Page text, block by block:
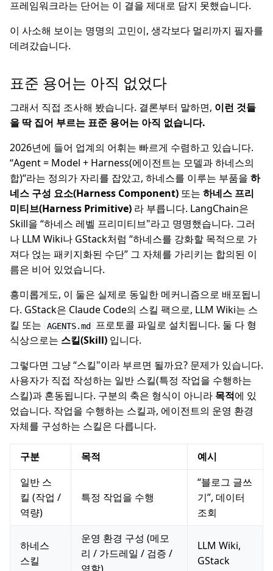
프레임워크라는 단어는 이 결을 제대로 담지 못했습니다.
이 사소해 보이는 명명의 고민이, 생각보다 멀리까지 필자를
데려갔습니다.
표준 용어는 아직 없었다
그래서 직접 조사해 봤습니다. 결론부터 말하면, 이런 것들
을 딱 집어 부르는 표준 용어는 아직 없습니다.
2026년에 들어 업계의 어휘는 빠르게 수렴하고 있습니다.
“Agent = Model + Harness(에이전트는 모델과 하네스의
합)“라는 정의가 자리를 잡았고, 하네스를 이루는 부품을 하
네스 구성 요소(Harness Component) 또는 하네스 프리
미티브(Harness Primitive) 라 부릅니다. LangChain은
Skill을 “하네스 레벨 프리미티브"라고 명명했습니다. 그러
나 LLM Wiki나 GStack처럼 “하네스를 강화할 목적으로 가
져다 얹는 패키지화된 수단” 그 자체를 가리키는 합의된 이
름은 비어 있었습니다.
흥미롭게도, 이 둘은 실제로 동일한 메커니즘으로 배포됩니
다. GStack은 Claude Code의 스킬 팩으로, LLM Wiki는 스
킬 또는
AGENTS.md 프로토콜 파일로 설치됩니다. 둘 다 형
식상으로는 스킬(Skill) 입니다.
그렇다면 그냥 “스킬"이라 부르면 될까요? 문제가 있습니다.
사용자가 직접 작성하는 일반 스킬(특정 작업을 수행하는
스킬)과 혼동됩니다. 구분의 축은 형식이 아니라 목적에 있
었습니다. 작업을 수행하는 스킬과, 에이전트의 운영 환경
자체를 구성하는 스킬은 다릅니다.
구분 목적
예시
일반 스
킬 (작업 /
역량)
특정 작업을 수행
“블로그 글쓰
기”, 데이터
조회
하네스
스킬
운영 환경 구성 (메모
리 / 가드레일 / 검증 /
LLM Wiki,
GStack